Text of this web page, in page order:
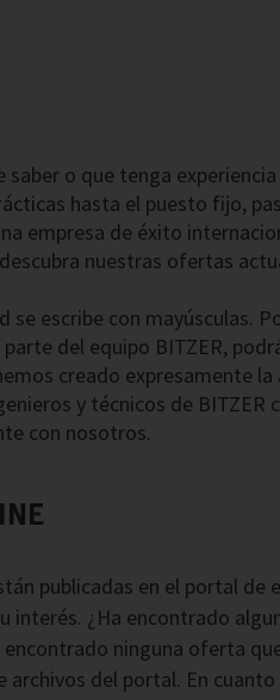
saber o que tenga
hasta el puesto fijo,
empresa de éxito
nuestras ofertas
se escribe con mayúsculas.
del equipo BITZER,
creado expresamente
y técnicos de
con nosotros.
publicadas en el portal
interés. ¿Ha encontrado
ninguna oferta
del portal. En